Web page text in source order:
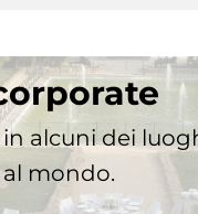
alcuni dei
mondo.